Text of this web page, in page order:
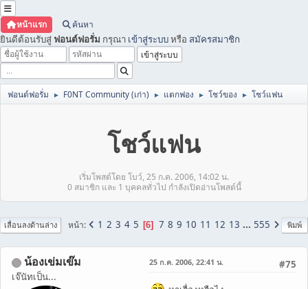
หน้าแรก ค้นหา
ยินดีต้อนรับสู่ ฟอนต์ฟอรั่ม กรุณา เข้าสู่ระบบหรือ สมัครสมาชิก
ฟอนต์ฟอรั่ม ► F0NT Community (เก่า) ► แตกฟอง ► โชว์ของ ► โชว์แฟน
โชว์แฟน
เริ่มโพสต์โดย โบว์, 25 ก.ค. 2006, 14:02 น.
0 สมาชิก และ 1 บุคคลทั่วไป กำลังเปิดอ่านโพสต์นี้
พิมพ์
เลื่อนลงด้านล่าง หน้า 1 2 3 4 5 6 7 8 9 10 11 12 13 ... 555
น้องเข่มเข๊ม
เจ๊นัทเป็น...
#75
25 ก.ค. 2006, 22:41 น.